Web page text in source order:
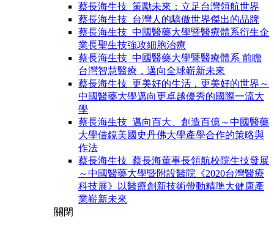
蔡長海生技_策勵未來：立足台灣領航世界
蔡長海生技_台灣人的驕傲世界傑出的品牌
蔡長海生技_中國醫藥大學暨醫療體系衍生企
業長聖生技強攻細胞治療
蔡長海生技_中國醫藥大學暨醫療體系 前瞻
台灣智慧醫療，邁向全球嶄新未來
蔡長海生技_更美好的生活，更美好的世界～
中國醫藥大學邁向更卓越優秀的國際一流大
學
蔡長海生技_邁向百大、創造百億～中國醫藥
大學借鏡美國史丹佛大學產學合作的策略與
作法
蔡長海生技_蔡長海董事長領航校院生技發展
～中國醫藥大學暨附設醫院《2020台灣醫療
科技展》以醫療創新技術帶動精準大健康產
業嶄新未來
關閉